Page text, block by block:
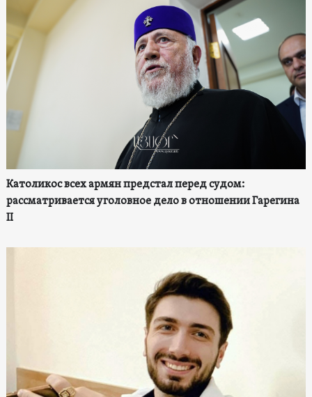
Католикос всех армян предстал перед судом:
рассматривается уголовное дело в отношении Гарегина
II